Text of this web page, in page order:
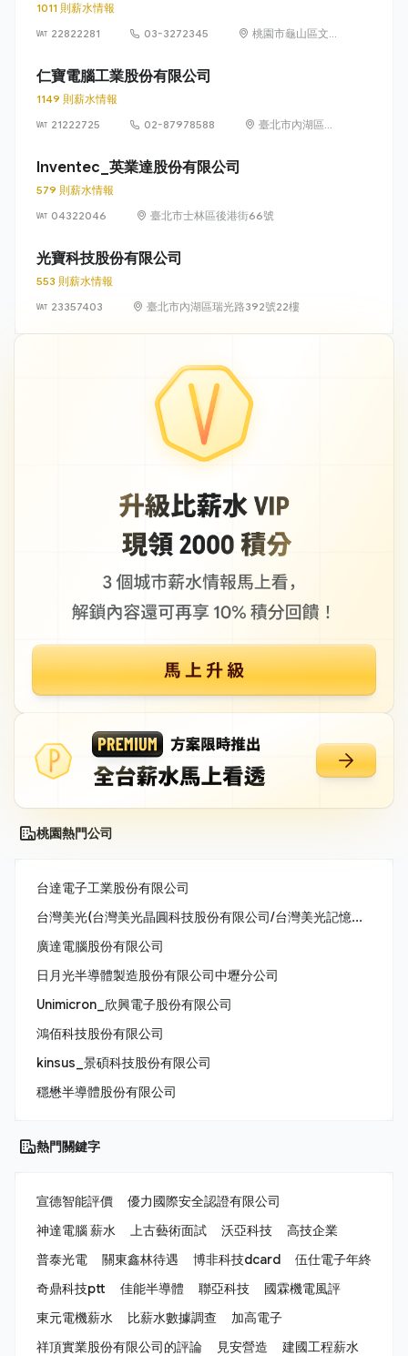
1011 則薪水情報
22822281
03-3272345
桃園市龜山區文化
仁寶電腦工業股份有限公司
1149 則薪水情報
21222725
02-87978588
臺北市內湖區瑞
Inventec_英業達股份有限公司
579 則薪水情報
04322046
臺北市士林區後港街66號
光寶科技股份有限公司
553 則薪水情報
23357403
臺北市內湖區瑞光路392號22樓
桃園熱門公司
台達電子工業股份有限公司
台灣美光(台灣美光晶圓科技股份有限公司/台灣美光記憶體股份有限公司/美商美光亞太科技股份有限公司)
廣達電腦股份有限公司
日月光半導體製造股份有限公司中壢分公司
Unimicron_欣興電子股份有限公司
鴻佰科技股份有限公司
kinsus_景碩科技股份有限公司
穩懋半導體股份有限公司
熱門關鍵字
宣德智能評價
優力國際安全認證有限公司
神達電腦 薪水
上古藝術面試 沃亞科技
高技企業
普泰光電
關東鑫林待遇 博非科技dcard
伍仕電子年終
奇鼎科技ptt
佳能半導體 聯亞科技
國霖機電風評
東元電機薪水
比薪水數據調查
加高電子
祥頂實業股份有限公司的評論
見安營造
建國工程薪水